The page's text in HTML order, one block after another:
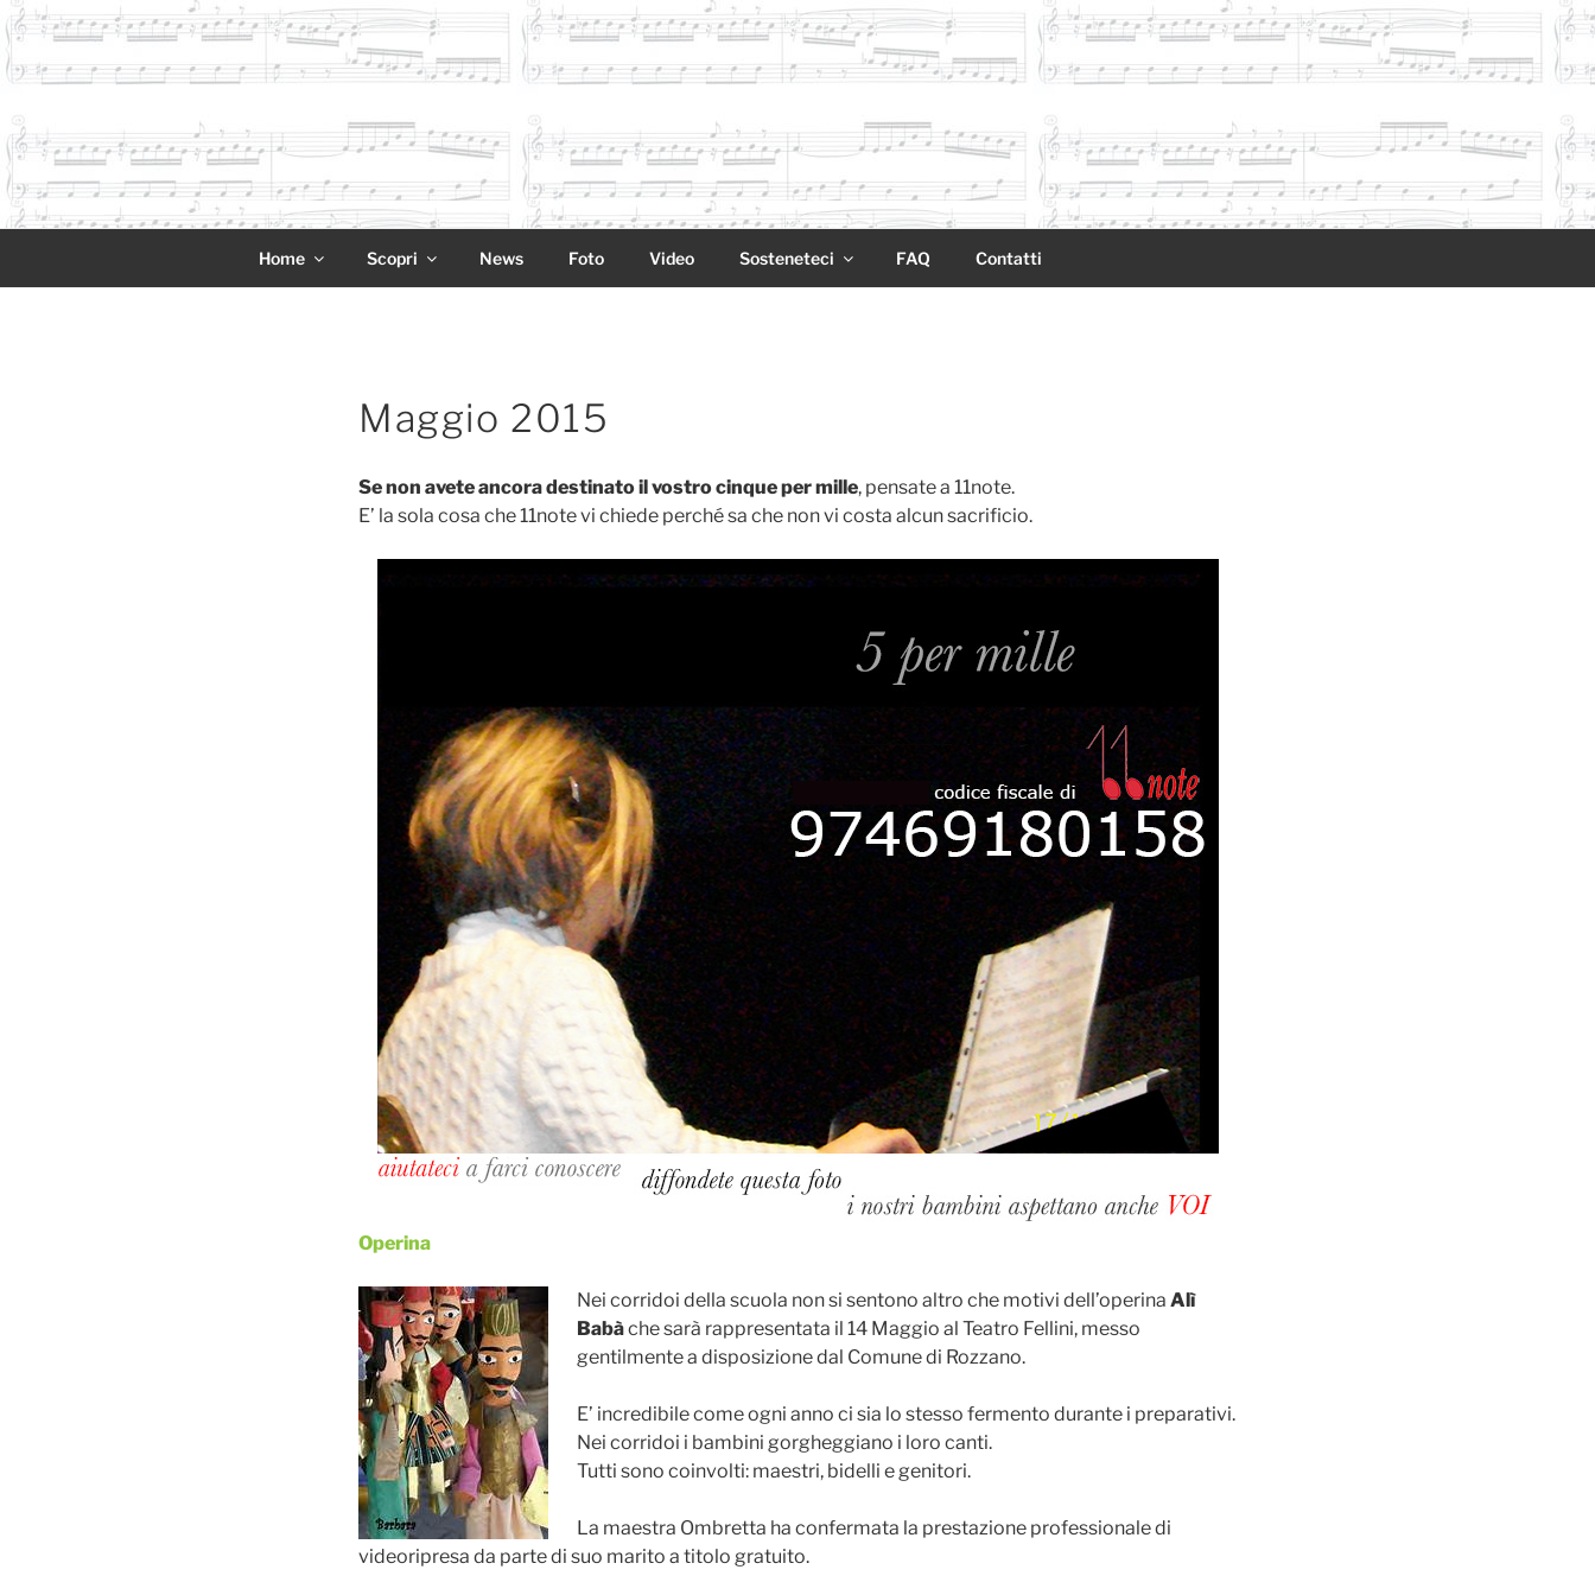
Salta
al
contenuto
11NOTE
Home Scopri News Foto Video Sosteneteci FAQ Contatti
Pubblicato
ilMaggio 2015
Se non avete ancora destinato il vostro cinque per mille, pensate a 11note.
E’ la sola cosa che 11note vi chiede perché sa che non vi costa alcun sacrificio.
Operina
Nei corridoi della scuola non si sentono altro che motivi dell’operina Alì
Babàche sarà rappresentata il 14 Maggio al Teatro Fellini, messo
gentilmente a disposizione dal Comune di Rozzano.
E’ incredibile come ogni anno ci sia lo stesso fermento durante i preparativi.
Nei corridoi i bambini gorgheggiano i loro canti.
Tutti sono coinvolti: maestri, bidelli e genitori.
La maestra Ombretta ha confermata la prestazione professionale di
videoripresa da parte di suo marito a titolo gratuito.